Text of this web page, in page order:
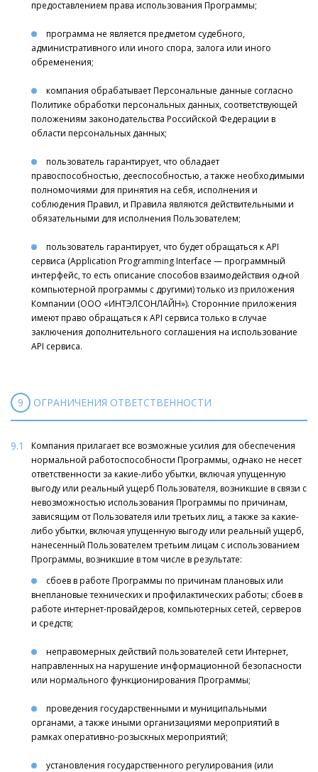
предоставлением права использования Программы;
программа не является предметом судебного,
административного или иного спора, залога или иного
обременения;
компания обрабатывает Персональные данные согласно
Политике обработки персональных данных, соответствующей
положениям законодательства Российской Федерации в
области персональных данных;
пользователь гарантирует, что обладает
правоспособностью, дееспособностью, а также необходимыми
полномочиями для принятия на себя, исполнения и
соблюдения Правил, и Правила являются действительными и
обязательными для исполнения Пользователем;
пользователь гарантирует, что будет обращаться к API
сервиса (Application Programming Interface — программный
интерфейс, то есть описание способов взаимодействия одной
компьютерной программы с другими) только из приложения
Компании (ООО «ИНТЭЛСОНЛАЙН»). Сторонние приложения
имеют право обращаться к API сервиса только в случае
заключения дополнительного соглашения на использование
API сервиса.
9 ОГРАНИЧЕНИЯ ОТВЕТСТВЕННОСТИ
9.1
Компания прилагает все возможные усилия для обеспечения
нормальной работоспособности Программы, однако не несет
ответственности за какие-либо убытки, включая упущенную
выгоду или реальный ущерб Пользователя, возникшие в связи с
невозможностью использования Программы по причинам,
зависящим от Пользователя или третьих лиц, а также за какие-
либо убытки, включая упущенную выгоду или реальный ущерб,
нанесенный Пользователем третьим лицам с использованием
Программы, возникшие в том числе в результате:
сбоев в работе Программы по причинам плановых или
внеплановые технических и профилактических работы; сбоев в
работе интернет-провайдеров, компьютерных сетей, серверов
и средств;
неправомерных действий пользователей сети Интернет,
направленных на нарушение информационной безопасности
или нормального функционирования Программы;
проведения государственными и муниципальными
органами, а также иными организациями мероприятий в
рамках оперативно-розыскных мероприятий;
установления государственного регулирования (или